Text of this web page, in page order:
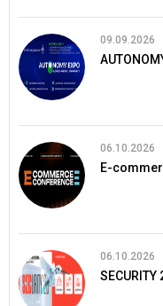
09.09.2026
06.10.2026
E-
06.10.2026
SECURITY